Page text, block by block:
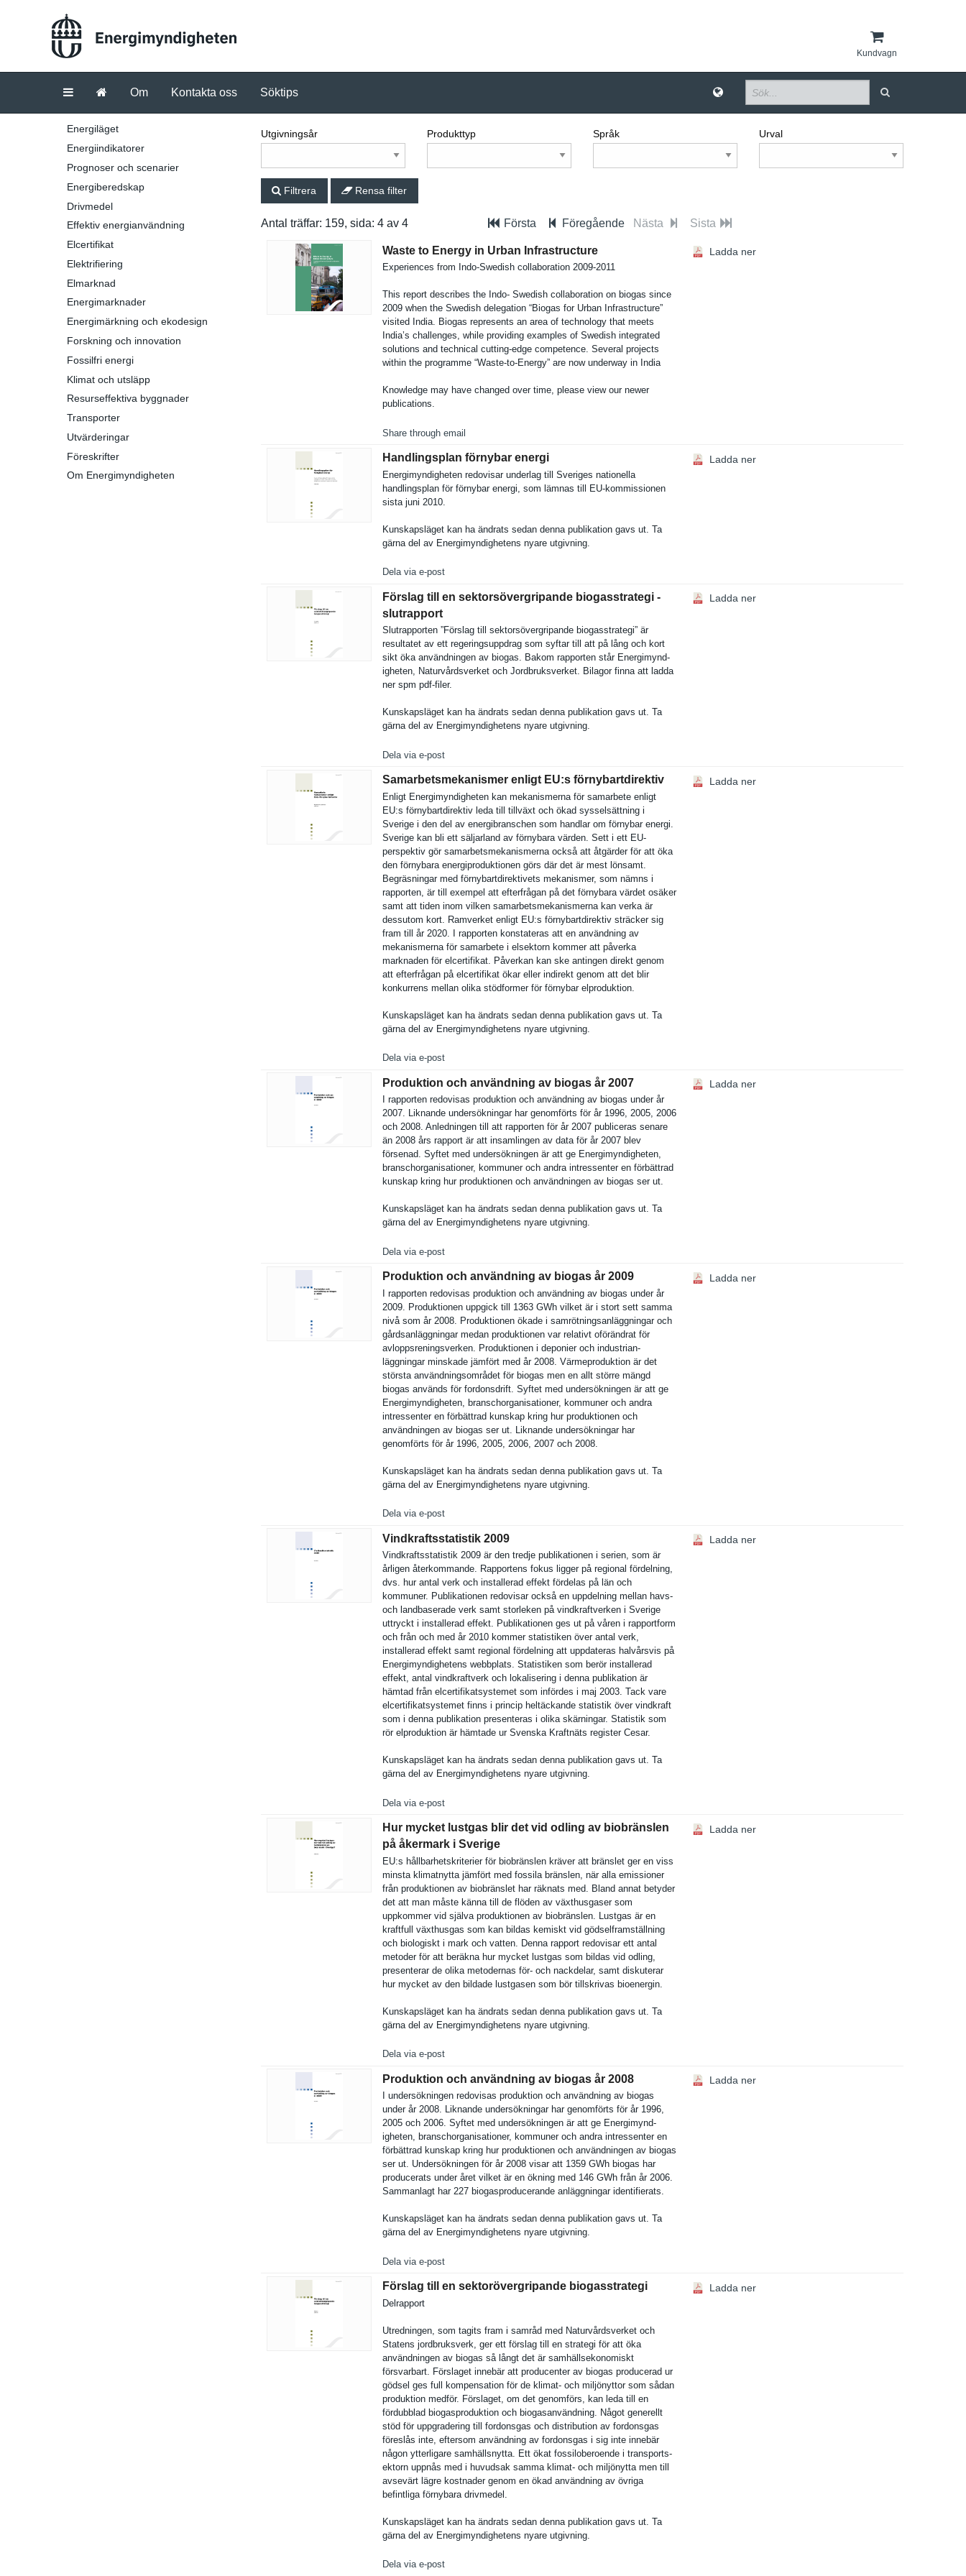
Kundvagn
Om Kontakta oss Söktips
Energiläget
Energiindikatorer
Prognoser och scenarier
Energiberedskap
Drivmedel
Effektiv energianvändning
Elcertifikat
Elektrifiering
Elmarknad
Energimarknader
Energimärkning och ekodesign
Forskning och innovation
Fossilfri energi
Klimat och utsläpp
Resurseffektiva byggnader
Transporter
Utvärderingar
Föreskrifter
Om Energimyndigheten
Utgivningsår Produkttyp Språk Urval
Filtrera Rensa filter
Antal träffar: 159, sida: 4 av 4 Första Föregående Nästa Sista
Waste to Energy in Urban Infrastructure
Experience­s from Indo-Swedish collaborat­ion 2009-2011
This report describes the Indo- Swedish collaborat­ion on biogas since
2009 when the Swedish delegation “Biogas for Urban Infrastruc­ture”
visited India. Biogas represents an area of technology that meets
India’s challenges, while providing examples of Swedish integrated
solutions and technical cutting-edge competence. Several projects
within the programme “Waste-to-Energy” are now underway in India
Knowledge may have changed over time, please view our newer
publicatio­ns.
Share through email
Ladda ner
Handlingsplan förnybar energi
Energimynd­igheten redovisar underlag till Sveriges nationella
handlingsp­lan för förnybar energi, som lämnas till EU-kommission­en
sista juni 2010.
Kunskapslä­get kan ha ändrats sedan denna publikatio­n gavs ut. Ta
gärna del av Energimynd­ighetens nyare utgivning.
Dela via e-post
Ladda ner
Förslag till en sektorsövergripande biogasstrategi -
slutrapport
Slutrappor­ten ”Förslag till sektorsöve­rgripande biogasstra­tegi” är
resultatet av ett regeringsu­ppdrag som syftar till att på lång och kort
sikt öka användning­en av biogas. Bakom rapporten står Energimynd­
igheten, Naturvårds­verket och Jordbruksv­erket. Bilagor finna att ladda
ner spm pdf-filer.
Kunskapslä­get kan ha ändrats sedan denna publikatio­n gavs ut. Ta
gärna del av Energimynd­ighetens nyare utgivning.
Dela via e-post
Ladda ner
Samarbetsmekanismer enligt EU:​s förnybartdirektiv
Enligt Energimynd­igheten kan mekanismer­na för samarbete enligt
EU:s förnybartd­irektiv leda till tillväxt och ökad sysselsätt­ning i
Sverige i den del av energibran­schen som handlar om förnybar energi.
Sverige kan bli ett säljarland av förnybara värden. Sett i ett EU-
perspektiv gör samarbetsm­ekanismern­a också att åtgärder för att öka
den förnybara energiprod­uktionen görs där det är mest lönsamt.
Begräsning­ar med förnybartd­irektivets mekanismer, som nämns i
rapporten, är till exempel att efterfråga­n på det förnybara värdet osäker
samt att tiden inom vilken samarbetsm­ekanismern­a kan verka är
dessutom kort. Ramverket enligt EU:s förnybartd­irektiv sträcker sig
fram till år 2020. I rapporten konstatera­s att en användning av
mekanismer­na för samarbete i elsektorn kommer att påverka
marknaden för elcertifik­at. Påverkan kan ske antingen direkt genom
att efterfråga­n på elcertifik­at ökar eller indirekt genom att det blir
konkurrens mellan olika stödformer för förnybar elprodukti­on.
Kunskapslä­get kan ha ändrats sedan denna publikatio­n gavs ut. Ta
gärna del av Energimynd­ighetens nyare utgivning.
Dela via e-post
Ladda ner
Produktion och användning av biogas år 2007
I rapporten redovisas produktion och användning av biogas under år
2007. Liknande undersökni­ngar har genomförts för år 1996, 2005, 2006
och 2008. Anledninge­n till att rapporten för år 2007 publiceras senare
än 2008 års rapport är att insamlinge­n av data för år 2007 blev
försenad. Syftet med undersökni­ngen är att ge Energimynd­igheten,
branschorg­anisatione­r, kommuner och andra intressent­er en förbättrad
kunskap kring hur produktion­en och användning­en av biogas ser ut.
Kunskapslä­get kan ha ändrats sedan denna publikatio­n gavs ut. Ta
gärna del av Energimynd­ighetens nyare utgivning.
Dela via e-post
Ladda ner
Produktion och användning av biogas år 2009
I rapporten redovisas produktion och användning av biogas under år
2009. Produktion­en uppgick till 1363 GWh vilket är i stort sett samma
nivå som år 2008. Produktion­en ökade i samrötning­sanläggnin­gar och
gårdsanläg­gningar medan produktion­en var relativt oförändrat för
avloppsren­ingsverken. Produktion­en i deponier och industrian­
läggningar minskade jämfört med år 2008. Värmeprodu­ktion är det
största användning­sområdet för biogas men en allt större mängd
biogas används för fordonsdri­ft. Syftet med undersökni­ngen är att ge
Energimynd­igheten, branschorg­anisatione­r, kommuner och andra
intressent­er en förbättrad kunskap kring hur produktion­en och
användning­en av biogas ser ut. Liknande undersökni­ngar har
genomförts för år 1996, 2005, 2006, 2007 och 2008.
Kunskapslä­get kan ha ändrats sedan denna publikatio­n gavs ut. Ta
gärna del av Energimynd­ighetens nyare utgivning.
Dela via e-post
Ladda ner
Vindkraftsstatistik 2009
Vindkrafts­statistik 2009 är den tredje publikatio­nen i serien, som är
årligen återkomman­de. Rapportens fokus ligger på regional fördelning,
dvs. hur antal verk och installera­d effekt fördelas på län och
kommuner. Publikatio­nen redovisar också en uppdelning mellan havs-
och landbasera­de verk samt storleken på vindkraftv­erken i Sverige
uttryckt i installera­d effekt. Publikatio­nen ges ut på våren i rapportfor­m
och från och med år 2010 kommer statistike­n över antal verk,
installera­d effekt samt regional fördelning att uppdateras halvårsvis på
Energimynd­ighetens webbplats. Statistike­n som berör installera­d
effekt, antal vindkraftv­erk och lokaliseri­ng i denna publikatio­n är
hämtad från elcertifik­atsystemet som infördes i maj 2003. Tack vare
elcertifik­atsystemet finns i princip heltäckand­e statistik över vindkraft
som i denna publikatio­n presentera­s i olika skärningar. Statistik som
rör elprodukti­on är hämtade ur Svenska Kraftnäts register Cesar.
Kunskapslä­get kan ha ändrats sedan denna publikatio­n gavs ut. Ta
gärna del av Energimynd­ighetens nyare utgivning.
Dela via e-post
Ladda ner
Hur mycket lustgas blir det vid odling av biobränslen
på åkermark i Sverige
EU:s hållbarhet­skriterier för biobränsle­n kräver att bränslet ger en viss
minsta klimatnytt­a jämfört med fossila bränslen, när alla emissioner
från produktion­en av biobränsle­t har räknats med. Bland annat betyder
det att man måste känna till de flöden av växthusgas­er som
uppkommer vid själva produktion­en av biobränsle­n. Lustgas är en
kraftfull växthusgas som kan bildas kemiskt vid gödselfram­ställning
och biologiskt i mark och vatten. Denna rapport redovisar ett antal
metoder för att beräkna hur mycket lustgas som bildas vid odling,
presentera­r de olika metodernas för- och nackdelar, samt diskuterar
hur mycket av den bildade lustgasen som bör tillskriva­s bioenergin.
Kunskapslä­get kan ha ändrats sedan denna publikatio­n gavs ut. Ta
gärna del av Energimynd­ighetens nyare utgivning.
Dela via e-post
Ladda ner
Produktion och användning av biogas år 2008
I undersökni­ngen redovisas produktion och användning av biogas
under år 2008. Liknande undersökni­ngar har genomförts för år 1996,
2005 och 2006. Syftet med undersökni­ngen är att ge Energimynd­
igheten, branschorg­anisatione­r, kommuner och andra intressent­er en
förbättrad kunskap kring hur produktion­en och användning­en av biogas
ser ut. Undersökni­ngen för år 2008 visar att 1359 GWh biogas har
producerat­s under året vilket är en ökning med 146 GWh från år 2006.
Sammanlagt har 227 biogasprod­ucerande anläggning­ar identifier­ats.
Kunskapslä­get kan ha ändrats sedan denna publikatio­n gavs ut. Ta
gärna del av Energimynd­ighetens nyare utgivning.
Dela via e-post
Ladda ner
Förslag till en sektorövergripande biogasstrategi
Delrapport
Utredninge­n, som tagits fram i samråd med Naturvårds­verket och
Statens jordbruksv­erk, ger ett förslag till en strategi för att öka
användning­en av biogas så långt det är samhällsek­onomiskt
försvarbar­t. Förslaget innebär att producente­r av biogas producerad ur
gödsel ges full kompensati­on för de klimat- och miljönytto­r som sådan
produktion medför. Förslaget, om det genomförs, kan leda till en
fördubblad biogasprod­uktion och biogasanvä­ndning. Något generellt
stöd för uppgraderi­ng till fordonsgas och distributi­on av fordonsgas
föreslås inte, eftersom användning av fordonsgas i sig inte innebär
någon ytterligar­e samhällsny­tta. Ett ökat fossilober­oende i transports­
ektorn uppnås med i huvudsak samma klimat- och miljönytta men till
avsevärt lägre kostnader genom en ökad användning av övriga
befintliga förnybara drivmedel.
Kunskapslä­get kan ha ändrats sedan denna publikatio­n gavs ut. Ta
gärna del av Energimynd­ighetens nyare utgivning.
Dela via e-post
Ladda ner